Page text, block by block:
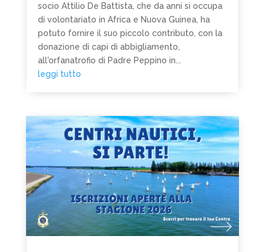
socio Attilio De Battista, che da anni si occupa
di volontariato in Africa e Nuova Guinea, ha
potuto fornire il suo piccolo contributo, con la
donazione di capi di abbigliamento,
all'orfanatrofio di Padre Peppino in...
leggi tutto